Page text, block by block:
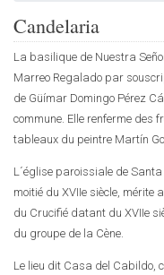
Candelaria
La basilique de Nuestra
Marreo Regalado par
de Güímar Domingo Pérez
commune. Elle renferme des
tableaux du peintre Martín
L´église paroissiale de
moitié du XVIIe siècle, mérite
du Crucifié datant du XVIIe
du groupe de la Cène.
Le lieu dit Casa del Cabildo,